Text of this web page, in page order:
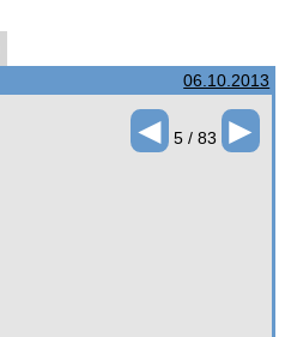
06.10.2013
◄ 5 / 83 ►